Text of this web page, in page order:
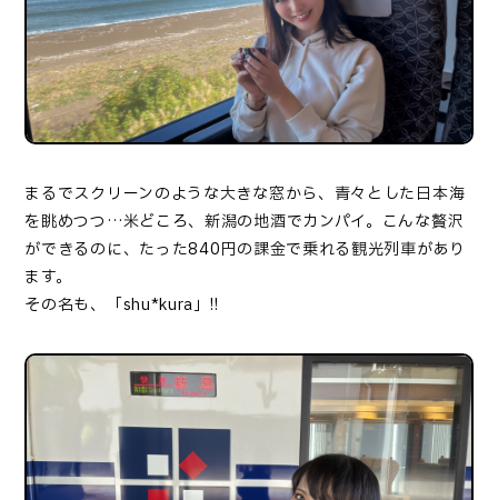
まるでスクリーンのような大きな窓から、青々とした日本海
を眺めつつ…米どころ、新潟の地酒でカンパイ。こんな贅沢
ができるのに、たった840円の課金で乗れる観光列車があり
ます。
その名も、「shu*kura」 !!